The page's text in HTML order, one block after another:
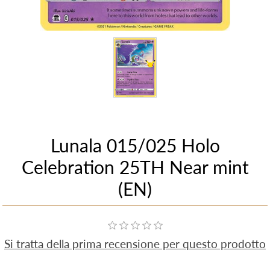
Lunala 015/025 Holo
Celebration 25TH Near mint
(EN)
Si tratta della prima recensione per questo prodotto